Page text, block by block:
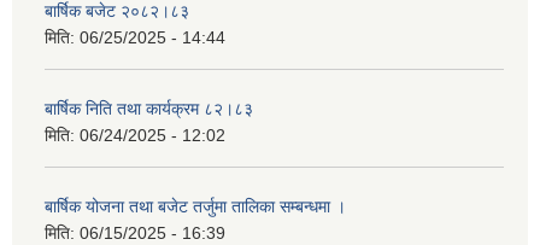
बार्षिक बजेट २०८२।८३
मिति: 06/25/2025 - 14:44
बार्षिक निति तथा कार्यक्रम ८२।८३
मिति: 06/24/2025 - 12:02
बार्षिक योजना तथा बजेट तर्जुमा तालिका सम्बन्धमा ।
मिति: 06/15/2025 - 16:39